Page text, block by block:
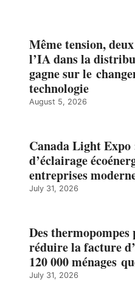
Même tension,
l’IA dans la
gagne sur le
technologie
August 5, 2026
Canada Light Expo
d’éclairage
entreprises
July 31, 2026
Des thermopompes
réduire la facture
120 000 ménages
July 31, 2026